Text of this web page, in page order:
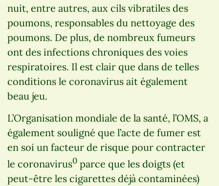
nuit, entre autres, aux cils vibratiles des
poumons, responsables du nettoyage des
poumons. De plus, de nombreux fumeurs
ont des infections chroniques des voies
respiratoires. Il est clair que dans de telles
conditions le coronavirus ait également
beau jeu.
L’Organisation mondiale de la santé, l’OMS, a
également souligné que l’acte de fumer est
en soi un facteur de risque pour contracter
le coronavirus0 parce que les doigts (et
peut-être les cigarettes déjà contaminées)